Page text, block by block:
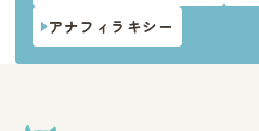
アナフィラキシー